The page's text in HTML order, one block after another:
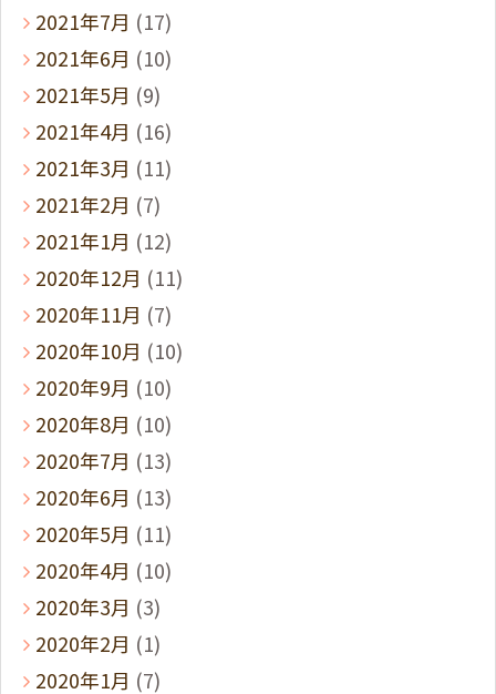
2021年7月 (17)
2021年6月 (10)
2021年5月 (9)
2021年4月 (16)
2021年3月 (11)
2021年2月 (7)
2021年1月 (12)
2020年12月 (11)
2020年11月 (7)
2020年10月 (10)
2020年9月 (10)
2020年8月 (10)
2020年7月 (13)
2020年6月 (13)
2020年5月 (11)
2020年4月 (10)
2020年3月 (3)
2020年2月 (1)
2020年1月 (7)